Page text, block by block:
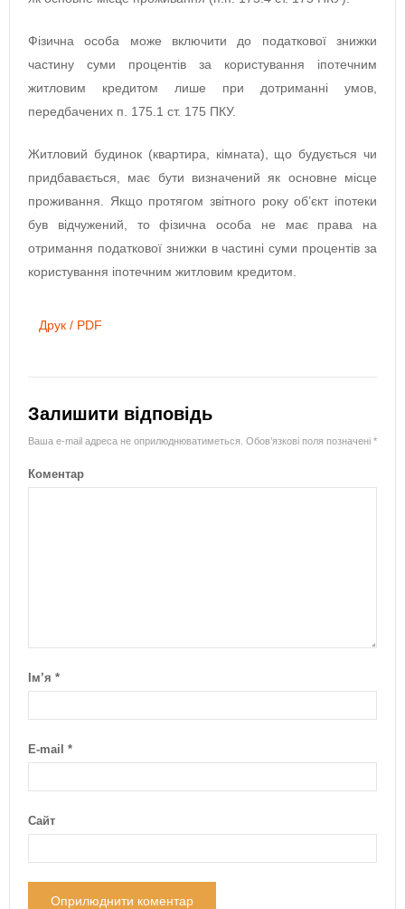
Фізична особа може включити до податкової знижки
частину суми процентів за користування іпотечним
житловим кредитом лише при дотриманні умов,
передбачених п. 175.1 ст. 175 ПКУ.
Житловий будинок (квартира, кімната), що будується чи
придбавається, має бути визначений як основне місце
проживання. Якщо протягом звітного року об’єкт іпотеки
був відчужений, то фізична особа не має права на
отримання податкової знижки в частині суми процентів за
користування іпотечним житловим кредитом.
Друк / PDF
Залишити відповідь
Ваша e-mail адреса не оприлюднюватиметься. Обов’язкові поля позначені *
Коментар
Ім’я *
E-mail *
Сайт